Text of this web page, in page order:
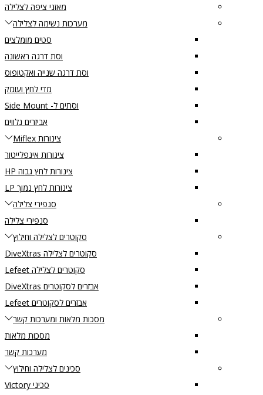
מאזני ציפה לצלילה
מערכות נשימה לצלילה
סטים מומלצים
וסת דרגה ראשונה
וסת דרגה שנייה ואקטופוס
מדי לחץ ועומק
וסתים ל- Side Mount
אביזרים נלווים
צינורות Miflex
צינורות אינפלייטור
צינורות לחץ גבוה HP
צינורות לחץ נמוך LP
סנפירי צלילה
סנפירי צלילה
סקוטרים לצלילה וחילוץ
סקוטרים לצלילה DiveXtras
סקוטרים לצלילה Lefeet
אבזרים לסקוטרים DiveXtras
אבזרים לסקוטרים Lefeet
מסכות מלאות ומערכות קשר
מסכות מלאות
מערכות קשר
סכינים לצלילה וחילוץ
סכיני Victory